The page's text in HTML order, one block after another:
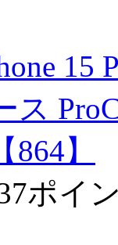
15
】
ポイ